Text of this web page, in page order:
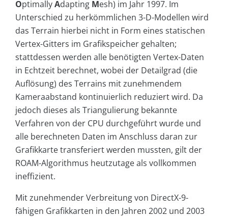
OptimallyAdapting Mesh) im Jahr 1997. Im
Unterschied zu herkömmlichen 3-D-Modellen wird
das Terrain hierbei nicht in Form eines statischen
Vertex-Gitters im Grafikspeicher gehalten;
stattdessen werden alle benötigten Vertex-Daten
in Echtzeit berechnet, wobei der Detailgrad (die
Auflösung) des Terrains mit zunehmendem
Kameraabstand kontinuierlich reduziert wird. Da
jedoch dieses als Triangulierung bekannte
Verfahren von der CPU durchgeführt wurde und
alle berechneten Daten im Anschluss daran zur
Grafikkarte transferiert werden mussten, gilt der
ROAM-Algorithmus heutzutage als vollkommen
ineffizient.
Mit zunehmender Verbreitung von DirectX-9-
fähigen Grafikkarten in den Jahren 2002 und 2003